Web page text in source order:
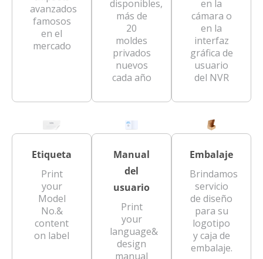
avanzados
famosos
en el
mercado
disponibles,
más de
20
moldes
privados
nuevos
cada año
en la
cámara o
en la
interfaz
gráfica de
usuario
del NVR
Etiqueta
Print
your
Model
No.&
content
on label
Manual
del
usuario
Print
your
language&
design
manual
Embalaje
Brindamos
servicio
de diseño
para su
logotipo
y caja de
embalaje.